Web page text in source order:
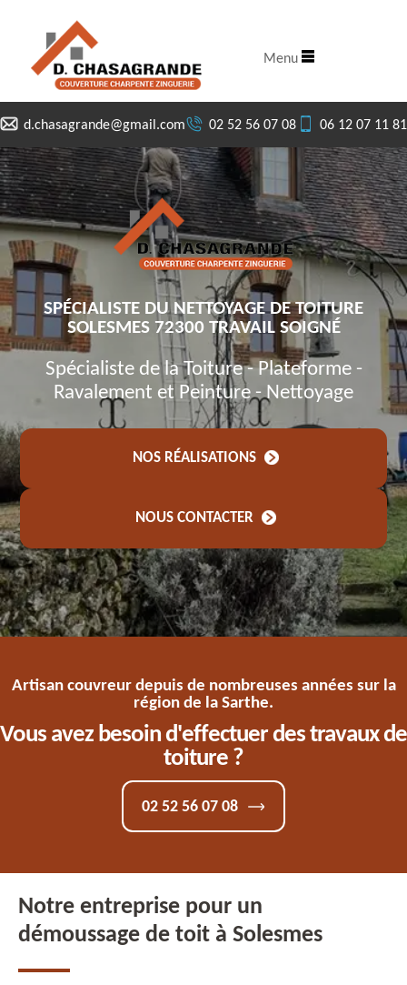
d.chasagrande@gmail.com 02 52 56 07 08 06 12 07 11 81
Menu
SPÉCIALISTE DU NETTOYAGE DE TOITURE
SOLESMES 72300 TRAVAIL SOIGNÉ
Spécialiste de la Toiture - Plateforme -
Ravalement et Peinture - Nettoyage
NOS RÉALISATIONS
NOUS CONTACTER
Artisan couvreur depuis de nombreuses années sur la
région de la Sarthe.
Vous avez besoin d'effectuer des travaux de
toiture ?
02 52 56 07 08
Notre entreprise pour un
démoussage de toit à Solesmes